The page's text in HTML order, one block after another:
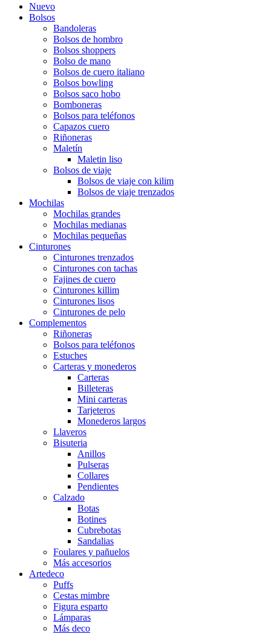
Nuevo
Bolsos
Bandoleras
Bolsos de hombro
Bolsos shoppers
Bolso de mano
Bolsos de cuero italiano
Bolsos bowling
Bolsos saco hobo
Bomboneras
Bolsos para teléfonos
Capazos cuero
Riñoneras
Maletín
Maletin liso
Bolsos de viaje
Bolsos de viaje con kilim
Bolsos de viaje trenzados
Mochilas
Mochilas grandes
Mochilas medianas
Mochilas pequeñas
Cinturones
Cinturones trenzados
Cinturones con tachas
Fajines de cuero
Cinturones killim
Cinturones lisos
Cinturones de pelo
Complementos
Riñoneras
Bolsos para teléfonos
Estuches
Carteras y monederos
Carteras
Billeteras
Mini carteras
Tarjeteros
Monederos largos
Llaveros
Bisuteria
Anillos
Pulseras
Collares
Pendientes
Calzado
Botas
Botines
Cubrebotas
Sandalias
Foulares y pañuelos
Más accesorios
Artedeco
Puffs
Cestas mimbre
Figura esparto
Lámparas
Más deco